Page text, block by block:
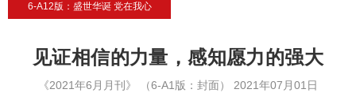
6-A12版：盛世华诞 党在我心
见证相信的力量，感知愿力的强大
《2021年6月月刊》 （6-A1版：封面） 2021年07月01日